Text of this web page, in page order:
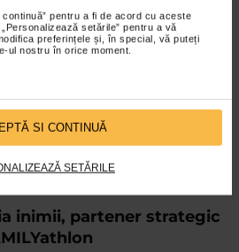
pentru a fi de acord cu aceste
setările” pentru a vă
preferințele și, în special, vă puteți
ul nostru în orice moment.
SI CONTINUĂ
SETĂRILE
inimii, partener strategic